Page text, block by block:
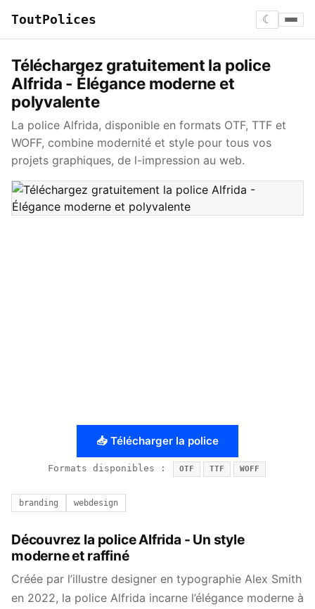
ToutPolices ☾
Téléchargez gratuitement la police
Alfrida - Élégance moderne et
polyvalente
La police Alfrida, disponible en formats OTF, TTF et
WOFF, combine modernité et style pour tous vos
projets graphiques, de l-impression au web.
📥 Télécharger la police
Formats disponibles : OTF TTF WOFF
branding webdesign
Découvrez la police Alfrida - Un style
moderne et raffiné
Créée par l’illustre designer en typographie Alex Smith
en 2022, la police Alfrida incarne l’élégance moderne à